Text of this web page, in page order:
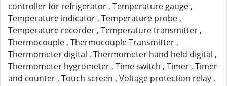
controller for refrigerator , Temperature gauge ,
Temperature indicator , Temperature probe ,
Temperature recorder , Temperature transmitter ,
Thermocouple , Thermocouple Transmitter ,
Thermometer digital , Thermometer hand held digital ,
Thermometer hygrometer , Time switch , Timer , Timer
and counter , Touch screen , Voltage protection relay ,